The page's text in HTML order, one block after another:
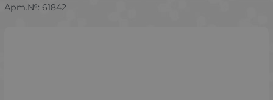
Арт.№: 61842